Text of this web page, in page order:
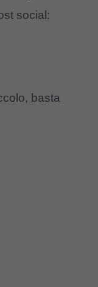
social:
basta